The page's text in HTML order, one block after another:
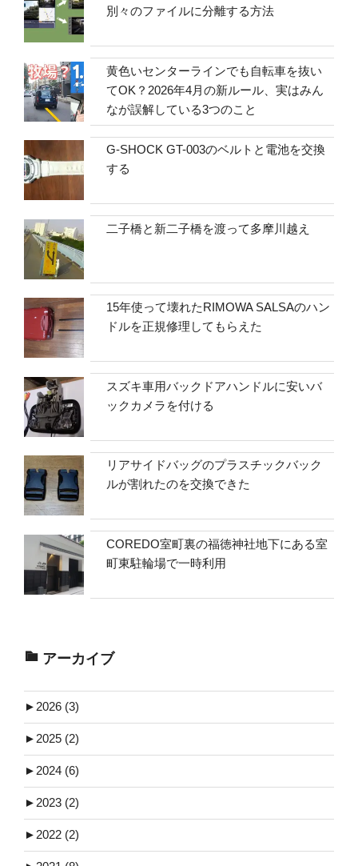
別々のファイルに分離する方法
黄色いセンターラインでも自転車を抜い
てOK？2026年4月の新ルール、実はみん
なが誤解している3つのこと
G-SHOCK GT-003のベルトと電池を交換
する
二子橋と新二子橋を渡って多摩川越え
15年使って壊れたRIMOWA SALSAのハン
ドルを正規修理してもらえた
スズキ車用バックドアハンドルに安いバ
ックカメラを付ける
リアサイドバッグのプラスチックバック
ルが割れたのを交換できた
COREDO室町裏の福徳神社地下にある室
町東駐輪場で一時利用
アーカイブ
► 2026 (3)
► 2025 (2)
► 2024 (6)
► 2023 (2)
► 2022 (2)